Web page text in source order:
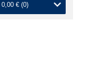
0,00 € (0)